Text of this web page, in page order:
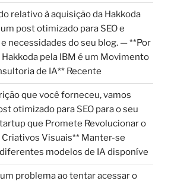
relativo à aquisição da Hakkoda
post otimizado para SEO e
necessidades do seu blog. — **Por
pela IBM é um Movimento
de IA** Recente
que você forneceu, vamos
otimizado para SEO para o seu
que Promete Revolucionar o
Criativos Visuais** Manter-se
modelos de IA disponíve
problema ao tentar acessar o